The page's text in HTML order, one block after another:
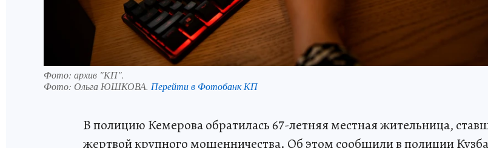
Фото: архив "КП".
Фото: Ольга ЮШКОВА. Перейти в Фотобанк КП
В полицию Кемерова обратилась 67-летняя местная жительница,
жертвой крупного мошенничества. Об этом сообщили в полиции